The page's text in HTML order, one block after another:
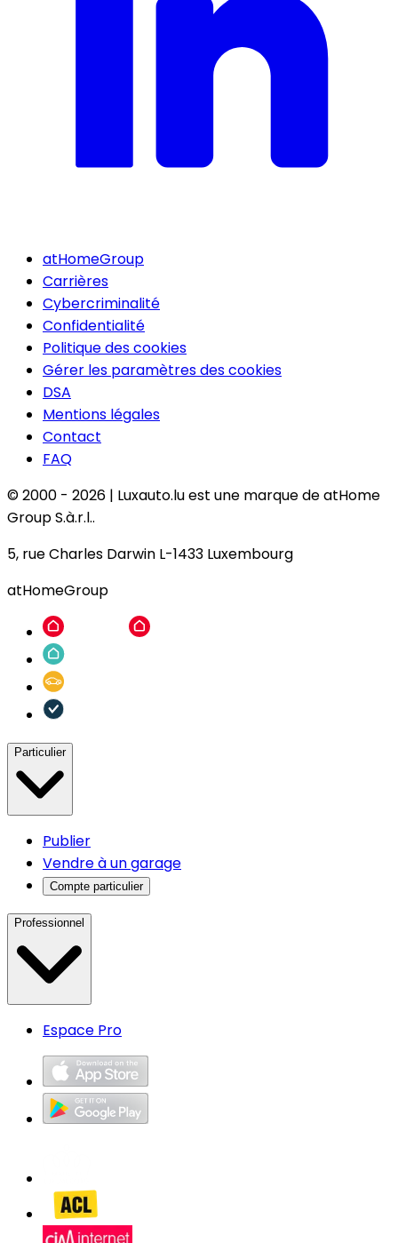
atHomeGroup
Carrières
Cybercriminalité
Confidentialité
Politique des cookies
Gérer les paramètres des cookies
DSA
Mentions légales
Contact
FAQ
© 2000 - 2026 | Luxauto.lu est une marque de atHome
Group S.à.r.l..
5, rue Charles Darwin L-1433 Luxembourg
atHomeGroup
Particulier
Publier
Vendre à un garage
Compte particulier
Professionnel
Espace Pro